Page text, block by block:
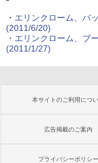
・ エリンクローム、バ
(2011/6/20)
・ エリンクローム、ブ
(2011/1/27)
本サイトのご利用につ
広告掲載のご案内
プライバシーポリシー